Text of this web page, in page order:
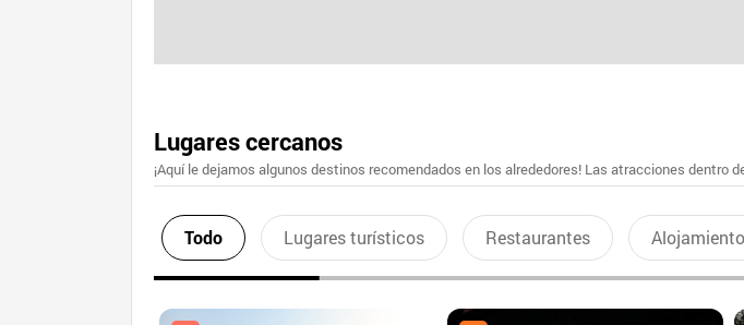
Lugares cercanos
¡Aquí le dejamos algunos destinos recomendados en los alrededores! Las atracciones dentro
Todo Lugares turísticos Restaurantes Alojamiento